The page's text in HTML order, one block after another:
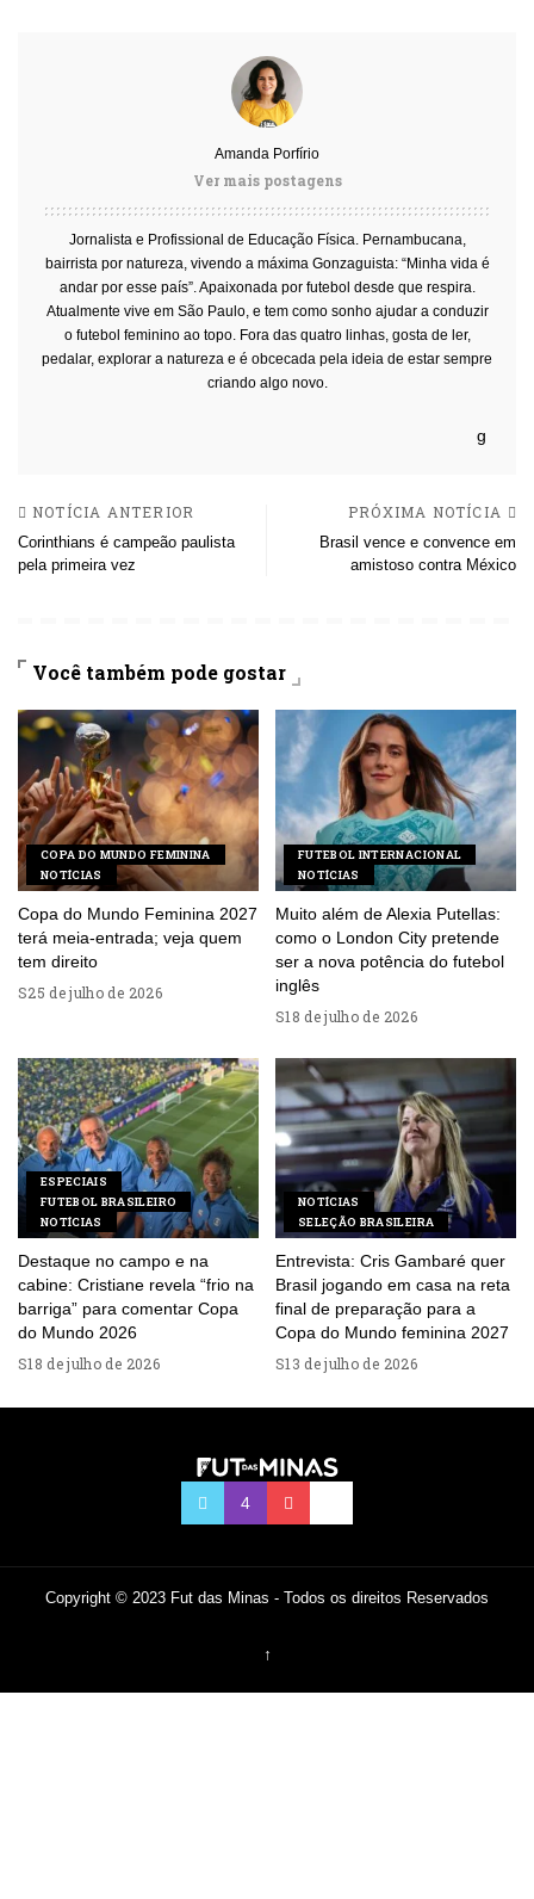
Amanda Porfírio
Ver mais postagens
Jornalista e Profissional de Educação Física. Pernambucana,
bairrista por natureza, vivendo a máxima Gonzaguista: “Minha vida é
andar por esse país”. Apaixonada por futebol desde que respira.
Atualmente vive em São Paulo, e tem como sonho ajudar a conduzir
o futebol feminino ao topo. Fora das quatro linhas, gosta de ler,
pedalar, explorar a natureza e é obcecada pela ideia de estar sempre
criando algo novo.
NOTÍCIA ANTERIOR
Corinthians é campeão paulista
pela primeira vez
PRÓXIMA NOTÍCIA
Brasil vence e convence em
amistoso contra México
Você também pode gostar
COPA DO MUNDO FEMININA
NOTÍCIAS
Copa do Mundo Feminina 2027
terá meia-entrada; veja quem
tem direito
25 de julho de 2026
FUTEBOL INTERNACIONAL
NOTÍCIAS
Muito além de Alexia Putellas:
como o London City pretende
ser a nova potência do futebol
inglês
18 de julho de 2026
ESPECIAIS
FUTEBOL BRASILEIRO
NOTÍCIAS
Destaque no campo e na
cabine: Cristiane revela “frio na
barriga” para comentar Copa
do Mundo 2026
18 de julho de 2026
NOTÍCIAS
SELEÇÃO BRASILEIRA
Entrevista: Cris Gambaré quer
Brasil jogando em casa na reta
final de preparação para a
Copa do Mundo feminina 2027
13 de julho de 2026
Copyright © 2023 Fut das Minas - Todos os direitos Reservados
↑